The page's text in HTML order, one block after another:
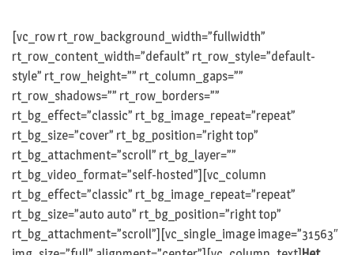
[vc_row rt_row_background_width=”fullwidth”
rt_row_content_width=”default” rt_row_style=”default-
style” rt_row_height=”” rt_column_gaps=””
rt_row_shadows=”” rt_row_borders=””
rt_bg_effect=”classic” rt_bg_image_repeat=”repeat”
rt_bg_size=”cover” rt_bg_position=”right top”
rt_bg_attachment=”scroll” rt_bg_layer=””
rt_bg_video_format=”self-hosted”][vc_column
rt_bg_effect=”classic” rt_bg_image_repeat=”repeat”
rt_bg_size=”auto auto” rt_bg_position=”right top”
rt_bg_attachment=”scroll”][vc_single_image image=”31563″